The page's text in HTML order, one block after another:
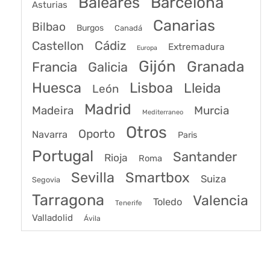
Asturias
Bilbao Burgos Canadá Canarias
Castellon Cádiz Europa Extremadura
Francia Galicia Gijón Granada
Huesca León Lisboa Lleida
Madeira Madrid Mediterraneo Murcia
Navarra Oporto Otros Paris
Portugal Rioja Roma Santander
Segovia Sevilla Smartbox Suiza
Tarragona Tenerife Toledo Valencia
Valladolid Ávila